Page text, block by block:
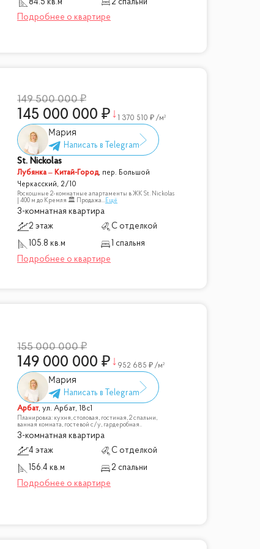
84.5 кв.м 2 спальни
149 500 000
145 000 000 1 370 510 /м²
Мария
St. Nickolas
Лубянка – Китай-Город, пер. Большой
Черкасский, 2/10
Роскошные 2-комнатные апартаменты в ЖК St. Nickolas
| 400 м до Кремля 🏛 Продажа...Ещё
3-комнатная квартира
2 этаж
С отделкой
105.8 кв.м
1 спальня
155 000 000
149 000 000 952 685 /м²
Мария
Арбат, ул. Арбат, 18с1
Планировка: кухня, столовая, гостиная, 2 спальни,
ванная комната, гостевой с/у, гардеробная..
3-комнатная квартира
4 этаж
С отделкой
156.4 кв.м
2 спальни